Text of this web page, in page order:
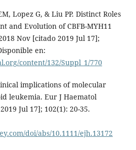
Lopez G, & Liu PP. Distinct Roles
and Evolution of CBFB-MYH11
Nov [citado 2019 Jul 17];
en:
content/132/Suppl_1/770
implications of molecular
leukemia. Eur J Haematol
Jul 17]; 102(1): 20-35.
doi/abs/10.1111/ejh.13172